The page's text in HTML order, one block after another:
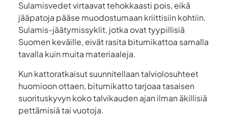
Sulamisvedet virtaavat tehokkaasti pois, eikä
jääpatoja pääse muodostumaan kriittisiin kohtiin.
Sulamis-jäätymissyklit, jotka ovat tyypillisiä
Suomen keväille, eivät rasita bitumikattoa samalla
tavalla kuin muita materiaaleja.
Kun kattoratkaisut suunnitellaan talviolosuhteet
huomioon ottaen, bitumikatto tarjoaa tasaisen
suorituskyvyn koko talvikauden ajan ilman äkillisiä
pettämisiä tai vuotoja.